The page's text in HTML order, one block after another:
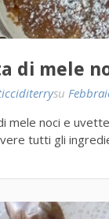
di mele
su
mele noci e
tutti gli